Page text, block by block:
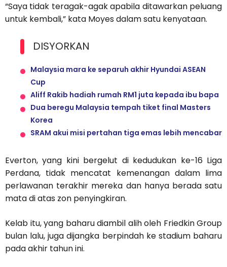
“Saya tidak teragak-agak apabila ditawarkan peluang
untuk kembali,” kata Moyes dalam satu kenyataan.
DISYORKAN
Malaysia mara ke separuh akhir Hyundai ASEAN
Cup
Aliff Rakib hadiah rumah RM1 juta kepada ibu bapa
Dua beregu Malaysia tempah tiket final Masters
Korea
SRAM akui misi pertahan tiga emas lebih mencabar
Everton, yang kini bergelut di kedudukan ke-16 Liga
Perdana, tidak mencatat kemenangan dalam lima
perlawanan terakhir mereka dan hanya berada satu
mata di atas zon penyingkiran.
Kelab itu, yang baharu diambil alih oleh Friedkin Group
bulan lalu, juga dijangka berpindah ke stadium baharu
pada akhir tahun ini.